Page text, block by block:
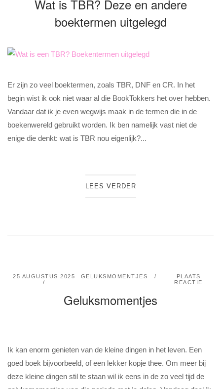
Wat is TBR? Deze en andere
boektermen uitgelegd
Er zijn zo veel boektermen, zoals TBR, DNF en CR. In het
begin wist ik ook niet waar al die BookTokkers het over hebben.
Vandaar dat ik je even wegwijs maak in de termen die in de
boekenwereld gebruikt worden. Ik ben namelijk vast niet de
enige die denkt: wat is TBR nou eigenlijk?...
LEES VERDER
25 AUGUSTUS 2025 GELUKSMOMENTJES
PLAATS
REACTIE
Geluksmomentjes
Ik kan enorm genieten van de kleine dingen in het leven. Een
goed boek bijvoorbeeld, of een lekker kopje thee. Om meer bij
deze kleine dingen stil te staan wil ik eens in de zo veel tijd de